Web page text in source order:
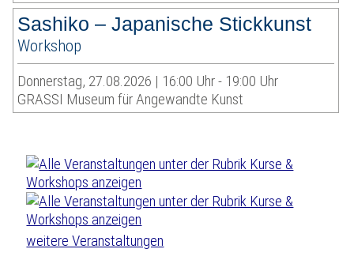
Sashiko – Japanische Stickkunst
Workshop
Donnerstag, 27.08.2026 | 16:00 Uhr - 19:00 Uhr
GRASSI Museum für Angewandte Kunst
weitere Veranstaltungen